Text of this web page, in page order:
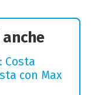
Costa
con Max